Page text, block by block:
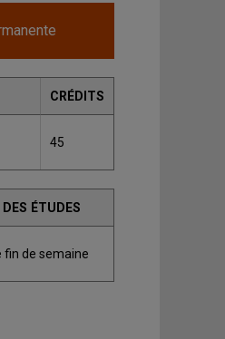
CRÉDITS
45
ÉTUDES
de semaine